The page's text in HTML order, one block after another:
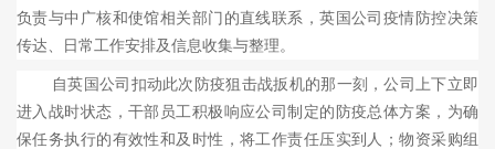
负责与中广核和使馆相关部门的直线联系，英国公司疫情防控决策
传达、日常工作安排及信息收集与整理。
自英国公司扣动此次防疫狙击战扳机的那一刻，公司上下立即
进入战时状态，干部员工积极响应公司制定的防疫总体方案，为确
保任务执行的有效性和及时性，将工作责任压实到人；物资采购组